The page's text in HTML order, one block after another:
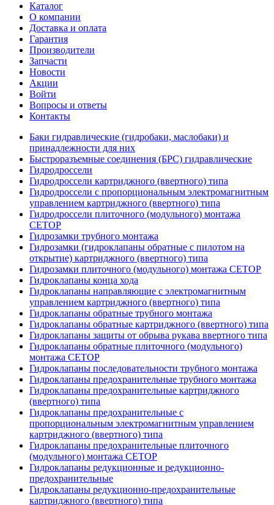
Каталог
О компании
Доставка и оплата
Гарантия
Производители
Запчасти
Новости
Акции
Войти
Вопросы и ответы
Контакты
Баки гидравлические (гидробаки, маслобаки) и
принадлежности для них
Быстроразъемные соединения (БРС) гидравлические
Гидродроссели
Гидродроссели картриджного (ввертного) типа
Гидродроссели с пропорциональным электромагнитным
управлением картриджного (ввертного) типа
Гидродроссели плиточного (модульного) монтажа
CETOP
Гидрозамки трубного монтажа
Гидрозамки (гидроклапаны обратные с пилотом на
открытие) картриджного (ввертного) типа
Гидрозамки плиточного (модульного) монтажа CETOP
Гидроклапаны конца хода
Гидроклапаны направляющие с электромагнитным
управлением картриджного (ввертного) типа
Гидроклапаны обратные трубного монтажа
Гидроклапаны обратные картриджного (ввертного) типа
Гидроклапаны защиты от обрыва рукава ввертного типа
Гидроклапаны обратные плиточного (модульного)
монтажа CETOP
Гидроклапаны последовательности трубного монтажа
Гидроклапаны предохранительные трубного монтажа
Гидроклапаны предохранительные картриджного
(ввертного) типа
Гидроклапаны предохранительные с
пропорциональным электромагнитным управлением
картриджного (ввертного) типа
Гидроклапаны предохранительные плиточного
(модульного) монтажа CETOP
Гидроклапаны редукционные и редукционно-
предохранительные
Гидроклапаны редукционно-предохранительные
картриджного (ввертного) типа